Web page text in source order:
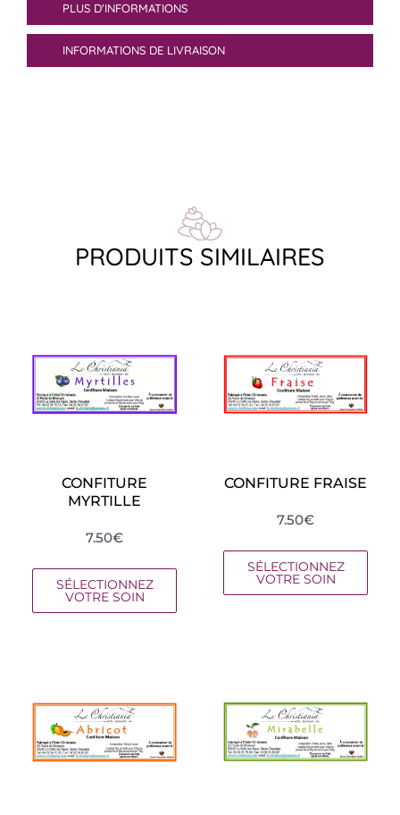
PLUS D'INFORMATIONS
INFORMATIONS DE LIVRAISON
PRODUITS SIMILAIRES
CONFITURE
MYRTILLE
7.50€
SÉLECTIONNEZ
VOTRE SOIN
CONFITURE FRAISE
7.50€
SÉLECTIONNEZ
VOTRE SOIN